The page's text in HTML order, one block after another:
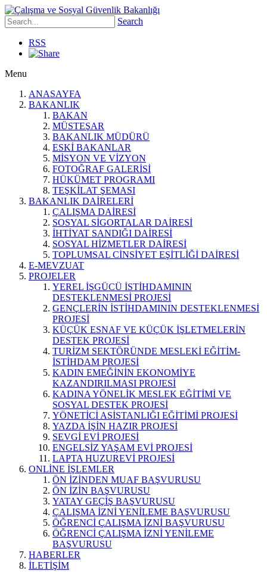
Search
RSS
Menu
ANASAYFA
BAKANLIK
BAKAN
MÜSTEŞAR
BAKANLIK MÜDÜRÜ
ESKİ BAKANLAR
MİSYON VE VİZYON
FOTOĞRAF GALERİSİ
HÜKÜMET PROGRAMI
TEŞKİLAT ŞEMASI
BAKANLIK DAİRELERİ
ÇALIŞMA DAİRESİ
SOSYAL SİGORTALAR DAİRESİ
İHTİYAT SANDIĞI DAİRESİ
SOSYAL HİZMETLER DAİRESİ
TOPLUMSAL CİNSİYET EŞİTLİĞİ DAİRESİ
E-MEVZUAT
PROJELER
YEREL İŞGÜCÜ İSTİHDAMININ
DESTEKLENMESİ PROJESİ
GENÇLERİN İSTİHDAMININ DESTEKLENMESİ
PROJESİ
KÜÇÜK ESNAF VE KÜÇÜK İŞLETMELERİN
DESTEK PROJESİ
TURİZM SEKTÖRÜNDE MESLEKİ EĞİTİM-
İSTİHDAM PROJESİ
KADIN EMEĞİNİN EKONOMİYE
KAZANDIRILMASI PROJESİ
KADINA YÖNELİK MESLEK EĞİTİMİ VE
SOSYAL DESTEK PROJESİ
YÖNETİCİ ASİSTANLIĞI EĞİTİMİ PROJESİ
YAZDA İŞİN HAZIR PROJESİ
SEVGİ EVİ PROJESİ
ENGELSİZ YAŞAM EVİ PROJESİ
LAPTA HUZUREVİ PROJESİ
ONLİNE İŞLEMLER
ÖN İZİNDEN MUAF BAŞVURUSU
ÖN İZİN BAŞVURUSU
YATAY GEÇİŞ BAŞVURUSU
ÇALIŞMA İZNİ YENİLEME BAŞVURUSU
ÖĞRENCİ ÇALIŞMA İZNİ BAŞVURUSU
ÖĞRENCİ ÇALIŞMA İZNİ YENİLEME
BAŞVURUSU
HABERLER
İLETİŞİM